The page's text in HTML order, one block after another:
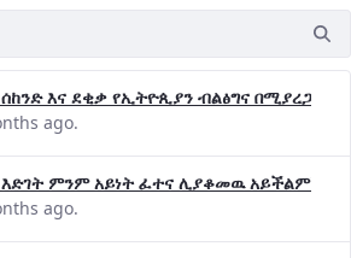
ሰከንድ እና ደቂቃ የኢትዮጲያን ብልፅግና
ago.
እድገት ምንም አይነት ፈተና ሊያቆመዉ አይችልም"-
ago.